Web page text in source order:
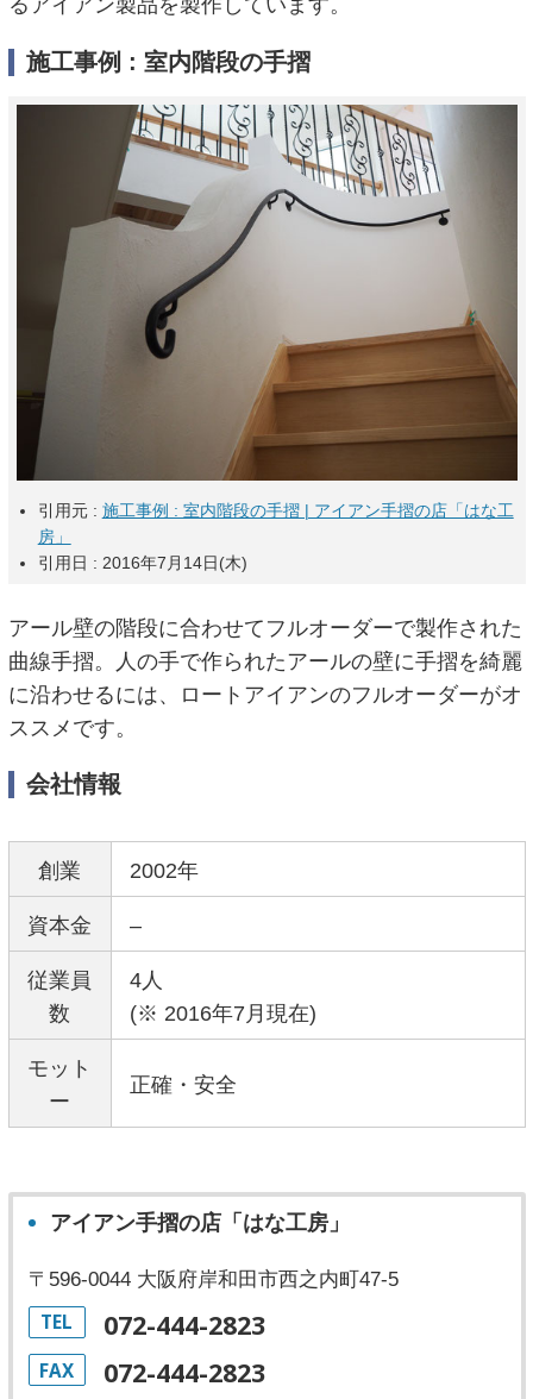
るアイアン製品を製作しています。
施工事例 : 室内階段の手摺
引用元 : 施工事例 : 室内階段の手摺 | アイアン手摺の店「はな工
房」
引用日 : 2016年7月14日(木)
アール壁の階段に合わせてフルオーダーで製作された
曲線手摺。人の手で作られたアールの壁に手摺を綺麗
に沿わせるには、ロートアイアンのフルオーダーがオ
ススメです。
会社情報
創業 2002年
資本金 –
従業員
数
4人
(※ 2016年7月現在)
モット
ー
正確・安全
アイアン手摺の店「はな工房」
〒596-0044 大阪府岸和田市西之内町47-5
TEL 072-444-2823
FAX 072-444-2823